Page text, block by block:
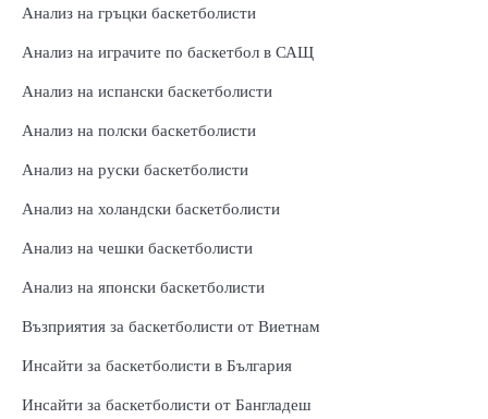
Анализ на гръцки баскетболисти
Анализ на играчите по баскетбол в САЩ
Анализ на испански баскетболисти
Анализ на полски баскетболисти
Анализ на руски баскетболисти
Анализ на холандски баскетболисти
Анализ на чешки баскетболисти
Анализ на японски баскетболисти
Възприятия за баскетболисти от Виетнам
Инсайти за баскетболисти в България
Инсайти за баскетболисти от Бангладеш